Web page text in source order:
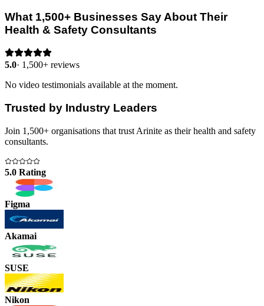
What 1,500+ Businesses Say About Their
Health & Safety Consultants
5.0· 1,500+ reviews
No video testimonials available at the moment.
Trusted by Industry Leaders
Join 1,500+ organisations that trust Arinite as their health and safety
consultants.
5.0 Rating
Figma
Akamai
SUSE
Nikon